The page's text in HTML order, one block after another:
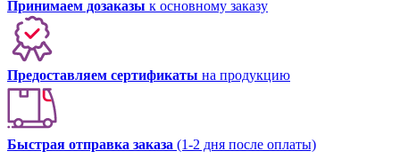
Принимаем дозаказы к основному заказу
Предоставляем сертификаты на продукцию
Быстрая отправка заказа (1-2 дня после оплаты)